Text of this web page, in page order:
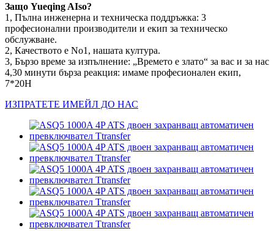
Защо Yueqing AIso?
1, Пълна инженерна и техническа поддръжка: 3
професионални производители и екип за техническо
обслужване.
2, Качеството е No1, нашата култура.
3, Бързо време за изпълнение: „Времето е злато“ за вас и за нас
4,30 минути бърза реакция: имаме професионален екип,
7*20H
ИЗПРАТЕТЕ ИМЕЙЛ ДО НАС